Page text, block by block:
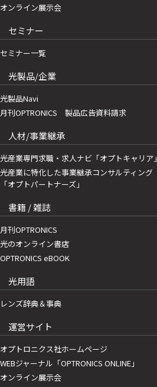
オンライン展示会
セミナー
セミナー一覧
光製品/企業
光製品Navi
月刊OPTRONICS 製品広告資料請求
人材/事業継承
光産業専門求職・求人ナビ「オプトキャリア」
光産業に特化した事業継承コンサルティング
「オプトパートナーズ」
書籍 / 雑誌
月刊OPTRONICS
光のオンライン書店
OPTRONICS eBOOK
光用語
レンズ辞典＆事典
運営サイト
オプトロニクス社ホームページ
WEBジャーナル「OPTRONICS ONLINE」
オンライン展示会